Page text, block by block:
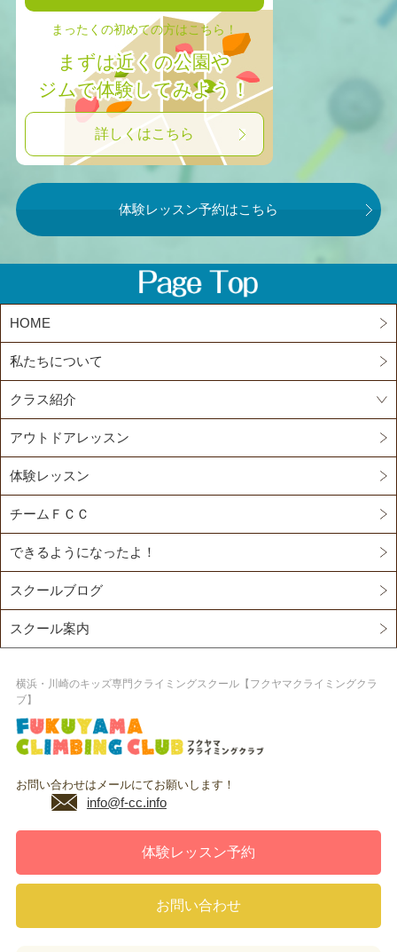
まったくの初めての方はこちら！
まずは近くの公園や
ジムで体験してみよう！
詳しくはこちら
体験レッスン予約はこちら
HOME
私たちについて
クラス紹介
アウトドアレッスン
体験レッスン
チームＦＣＣ
できるようになったよ！
スクールブログ
スクール案内
横浜・川崎のキッズ専門クライミングスクール【フクヤマクライミングクラ
ブ】
お問い合わせはメールにてお願いします！
info@f-cc.info
体験レッスン予約
お問い合わせ